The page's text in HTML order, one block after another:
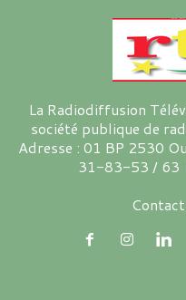
La Radiodiffusion
société publique de
Adresse : 01 BP 2530
31-83-53 / 63